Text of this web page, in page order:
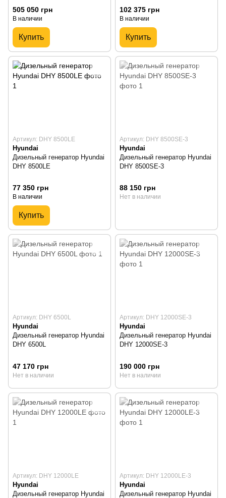
505 050 грн
В наличии
Купить
102 375 грн
В наличии
Купить
Артикул: DHY 8500LE
Hyundai
Дизельный генератор Hyundai
DHY 8500LE
77 350 грн
В наличии
Купить
Артикул: DHY 8500SE-3
Hyundai
Дизельный генератор Hyundai
DHY 8500SE-3
88 150 грн
Нет в наличии
Артикул: DHY 6500L
Hyundai
Дизельный генератор Hyundai
DHY 6500L
47 170 грн
Нет в наличии
Артикул: DHY 12000SE-3
Hyundai
Дизельный генератор Hyundai
DHY 12000SE-3
190 000 грн
Нет в наличии
Артикул: DHY 12000LE
Hyundai
Дизельный генератор Hyundai
Артикул: DHY 12000LE-3
Hyundai
Дизельный генератор Hyundai